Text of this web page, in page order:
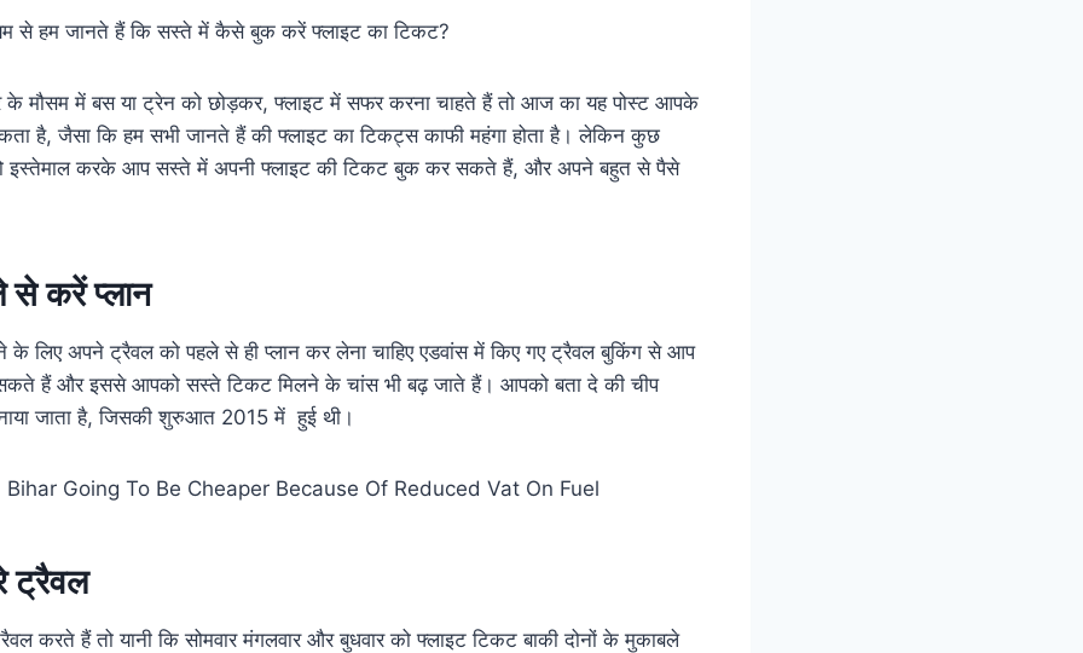
से हम जानते हैं कि सस्ते में कैसे बुक करें फ्लाइट का टिकट?
के मौसम में बस या ट्रेन को छोड़कर, फ्लाइट में सफर करना चाहते हैं तो आज का यह पोस्ट आपके
है, जैसा कि हम सभी जानते हैं की फ्लाइट का टिकट्स काफी महंगा होता है। लेकिन कुछ
इस्तेमाल करके आप सस्ते में अपनी फ्लाइट की टिकट बुक कर सकते हैं, और अपने बहुत से पैसे
से करें प्लान
के लिए अपने ट्रैवल को पहले से ही प्लान कर लेना चाहिए एडवांस में किए गए ट्रैवल बुकिंग से आप
हैं और इससे आपको सस्ते टिकट मिलने के चांस भी बढ़ जाते हैं। आपको बता दे की चीप
जाता है, जिसकी शुरुआत 2015 में हुई थी।
ट्रैवल
करते हैं तो यानी कि सोमवार मंगलवार और बुधवार को फ्लाइट टिकट बाकी दोनों के मुकाबले